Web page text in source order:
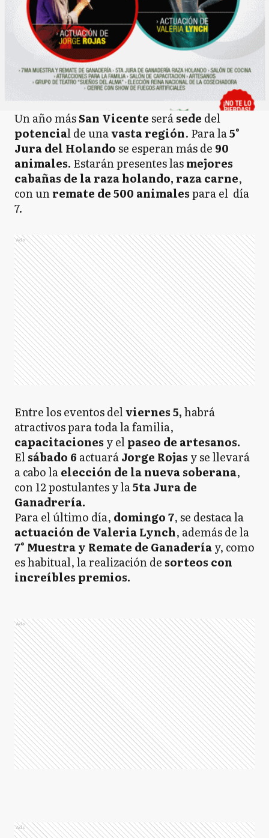
Un año másSan Vicenteserásede del
potencial de unavasta región. Para la5°
Jura del Holandose esperan más de 90
animales. Estarán presentes lasmejores
cabañas de la raza holando, raza carne,
con unremate de 500 animalespara el día
7.
Ads
Entre los eventos delviernes 5,habrá
atractivos para toda la familia,
capacitaciones y elpaseo de artesanos.
Elsábado 6 actuaráJorge Rojas y se llevará
a cabo laelección de la nueva soberana,
con 12 postulantes y la5ta Jura de
Ganadrería.
Para el último día, domingo 7, se destaca la
actuación de Valeria Lynch, además de la
7° Muestra y Remate de Ganaderíay, como
es habitual, la realización de sorteos con
increíbles premios.
Ads
Ads